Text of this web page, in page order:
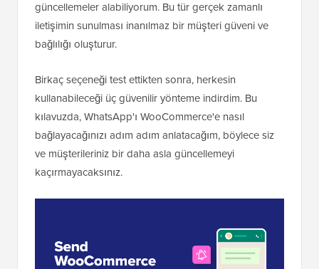
güncellemeler alabiliyorum. Bu tür gerçek zamanlı
iletişimin sunulması inanılmaz bir müşteri güveni ve
bağlılığı oluşturur.
Birkaç seçeneği test ettikten sonra, herkesin
kullanabileceği üç güvenilir yönteme indirdim. Bu
kılavuzda, WhatsApp'ı WooCommerce'e nasıl
bağlayacağınızı adım adım anlatacağım, böylece siz
ve müşterileriniz bir daha asla güncellemeyi
kaçırmayacaksınız.